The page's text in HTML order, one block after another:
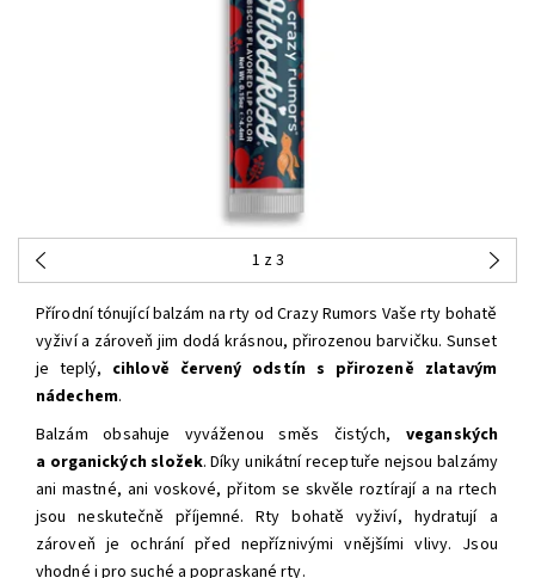
1 z 3
Přírodní tónující balzám na rty od Crazy Rumors Vaše rty bohatě
vyživí a zároveň jim dodá krásnou, přirozenou barvičku. Sunset
je teplý, cihlově červený odstín s přirozeně zlatavým
nádechem.
Balzám obsahuje vyváženou směs čistých, veganských
a organických složek.Díky unikátní receptuře nejsou balzámy
ani mastné, ani voskové, přitom se skvěle roztírají a na rtech
jsou neskutečně příjemné. Rty bohatě vyživí, hydratují a
zároveň je ochrání před nepříznivými vnějšími vlivy. Jsou
vhodné i pro suché a popraskané rty.